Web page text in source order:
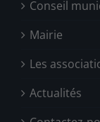
Conseil
Mairie
Les
Actualités